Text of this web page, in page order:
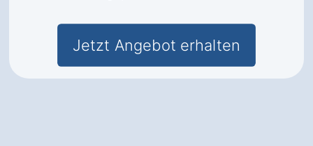
Jetzt Angebot erhalten